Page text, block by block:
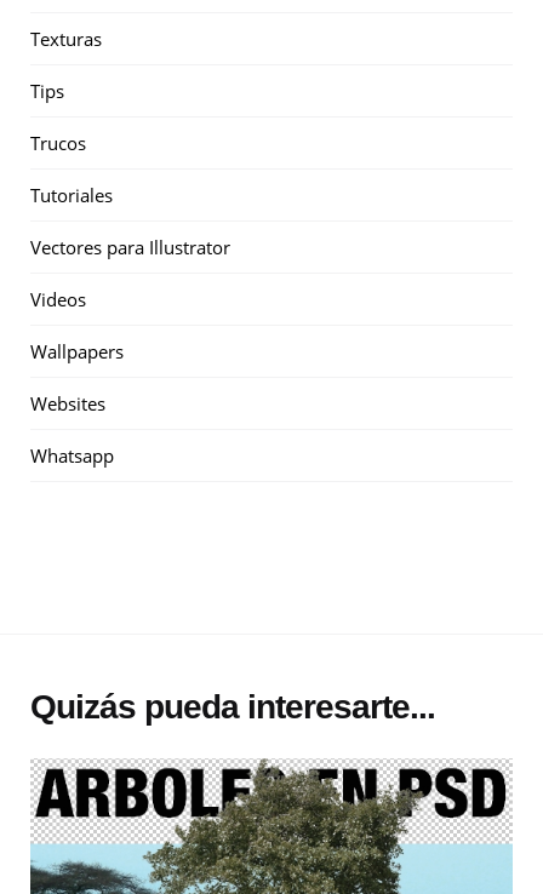
Texturas
Tips
Trucos
Tutoriales
Vectores para Illustrator
Videos
Wallpapers
Websites
Whatsapp
Quizás pueda interesarte...